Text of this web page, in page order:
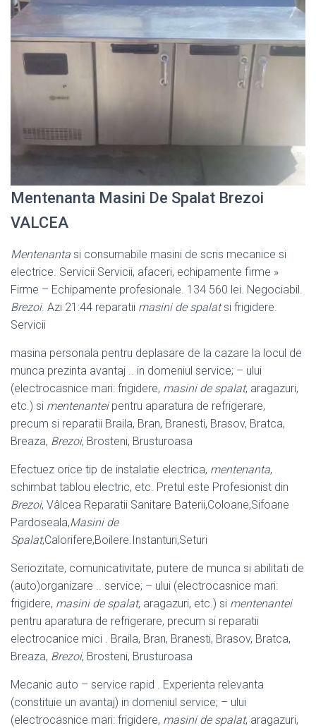
Mentenanta Masini De Spalat Brezoi
VALCEA
Mentenanta si consumabile masini de scris mecanice si
electrice. Servicii Servicii, afaceri, echipamente firme »
Firme – Echipamente profesionale. 134 560 lei. Negociabil.
Brezoi. Azi 21:44 reparatii masini de spalatsi frigidere.
Servicii
masina personala pentru deplasare de la cazare la locul de
munca prezinta avantaj .. in domeniul service; – ului
(electrocasnice mari: frigidere, masini de spalat, aragazuri,
etc.) si mentenanteipentru aparatura de refrigerare,
precum si reparatii Braila, Bran, Branesti, Brasov, Bratca,
Breaza, Brezoi, Brosteni, Brusturoasa
Efectuez orice tip de instalatie electrica, mentenanta,
schimbat tablou electric, etc. Pretul este Profesionist din
Brezoi, Vâlcea Reparatii Sanitare Baterii,Coloane,Sifoane
Pardoseala,Masini de
Spalat,Calorifere,Boilere.Instanturi,Seturi
Seriozitate, comunicativitate, putere de munca si abilitati de
(auto)organizare .. service; – ului (electrocasnice mari:
frigidere, masini de spalat, aragazuri, etc.) si mentenantei
pentru aparatura de refrigerare, precum si reparatii
electrocanice mici . Braila, Bran, Branesti, Brasov, Bratca,
Breaza, Brezoi, Brosteni, Brusturoasa
Mecanic auto – service rapid . Experienta relevanta
(constituie un avantaj) in domeniul service; – ului
(electrocasnice mari: frigidere, masini de spalat, aragazuri,